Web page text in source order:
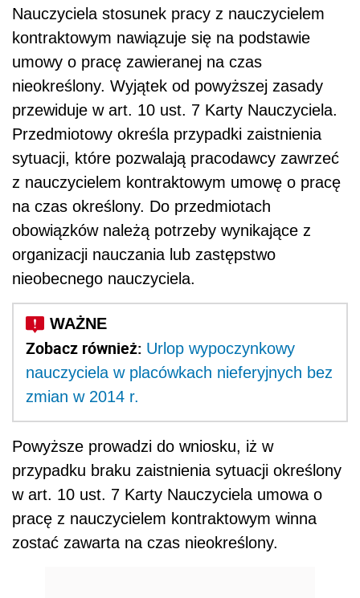
Nauczyciela stosunek pracy z nauczycielem
kontraktowym nawiązuje się na podstawie
umowy o pracę zawieranej na czas
nieokreślony. Wyjątek od powyższej zasady
przewiduje w art. 10 ust. 7 Karty Nauczyciela.
Przedmiotowy określa przypadki zaistnienia
sytuacji, które pozwalają pracodawcy zawrzeć
z nauczycielem kontraktowym umowę o pracę
na czas określony. Do przedmiotach
obowiązków należą potrzeby wynikające z
organizacji nauczania lub zastępstwo
nieobecnego nauczyciela.
Zobacz również: Urlop wypoczynkowy
nauczyciela w placówkach nieferyjnych bez
zmian w 2014 r.
Powyższe prowadzi do wniosku, iż w
przypadku braku zaistnienia sytuacji określony
w art. 10 ust. 7 Karty Nauczyciela umowa o
pracę z nauczycielem kontraktowym winna
zostać zawarta na czas nieokreślony.